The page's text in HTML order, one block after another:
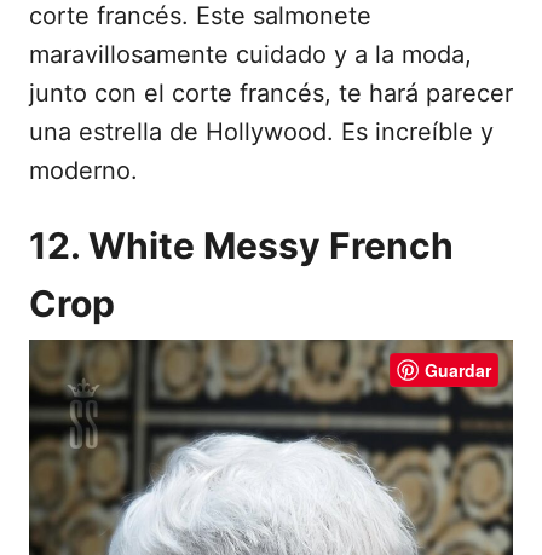
corte francés. Este salmonete
maravillosamente cuidado y a la moda,
junto con el corte francés, te hará parecer
una estrella de Hollywood. Es increíble y
moderno.
12. White Messy French
Crop
Guardar